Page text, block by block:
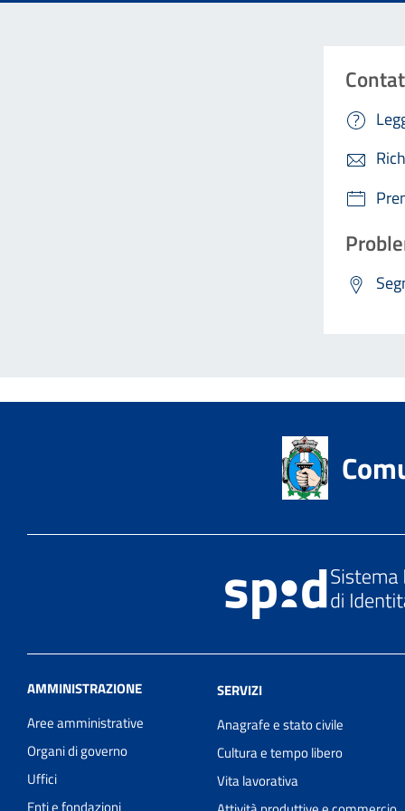
AMMINISTRAZIONE
Aree amministrative
Organi di governo
Uffici
Enti e fondazioni
SERVIZI
Anagrafe e stato civile
Cultura e tempo libero
Vita lavorativa